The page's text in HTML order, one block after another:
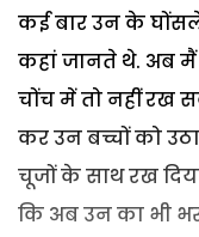
कई बार उन के
कहां जानते थे. अब मैं
चोंच में तो नहीं रख
कर उन बच्चों को
चूजों के साथ रख
कि अब उन का भी